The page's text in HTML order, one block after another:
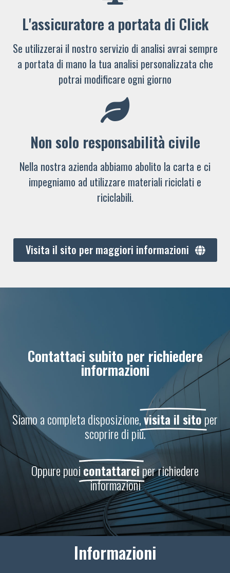
L'assicuratore a portata di Click
Se utilizzerai il nostro servizio di analisi avrai sempre
a portata di mano la tua analisi personalizzata che
potrai modificare ogni giorno
Non solo responsabilità civile
Nella nostra azienda abbiamo abolito la carta e ci
impegniamo ad utilizzare materiali riciclati e
riciclabili.
Visita il sito per maggiori informazioni
Contattaci subito per richiedere
informazioni
Siamo a completa disposizione,visita il sitoper
scoprire di più.
Oppure puoicontattarciper richiedere
informazioni
Informazioni